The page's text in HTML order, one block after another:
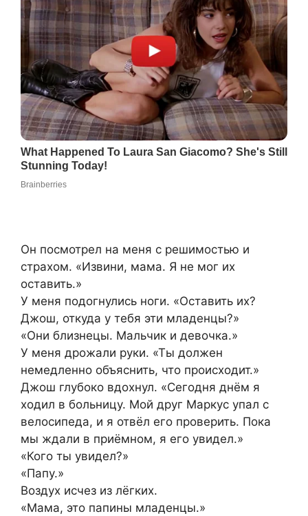
Он посмотрел на меня с решимостью и
страхом. «Извини, мама. Я не мог их
оставить.»
У меня подогнулись ноги. «Оставить их?
Джош, откуда у тебя эти младенцы?»
«Они близнецы. Мальчик и девочка.»
У меня дрожали руки. «Ты должен
немедленно объяснить, что происходит.»
Джош глубоко вдохнул. «Сегодня днём я
ходил в больницу. Мой друг Маркус упал с
велосипеда, и я отвёл его проверить. Пока
мы ждали в приёмном, я его увидел.»
«Кого ты увидел?»
«Папу.»
Воздух исчез из лёгких.
«Мама, это папины младенцы.»